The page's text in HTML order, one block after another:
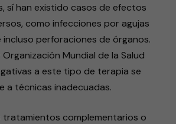
sí han existido casos de efectos
como infecciones por agujas
incluso perforaciones de órganos.
Mundial de la Salud
a este tipo de terapia se
a técnicas inadecuadas.
tratamientos complementarios o